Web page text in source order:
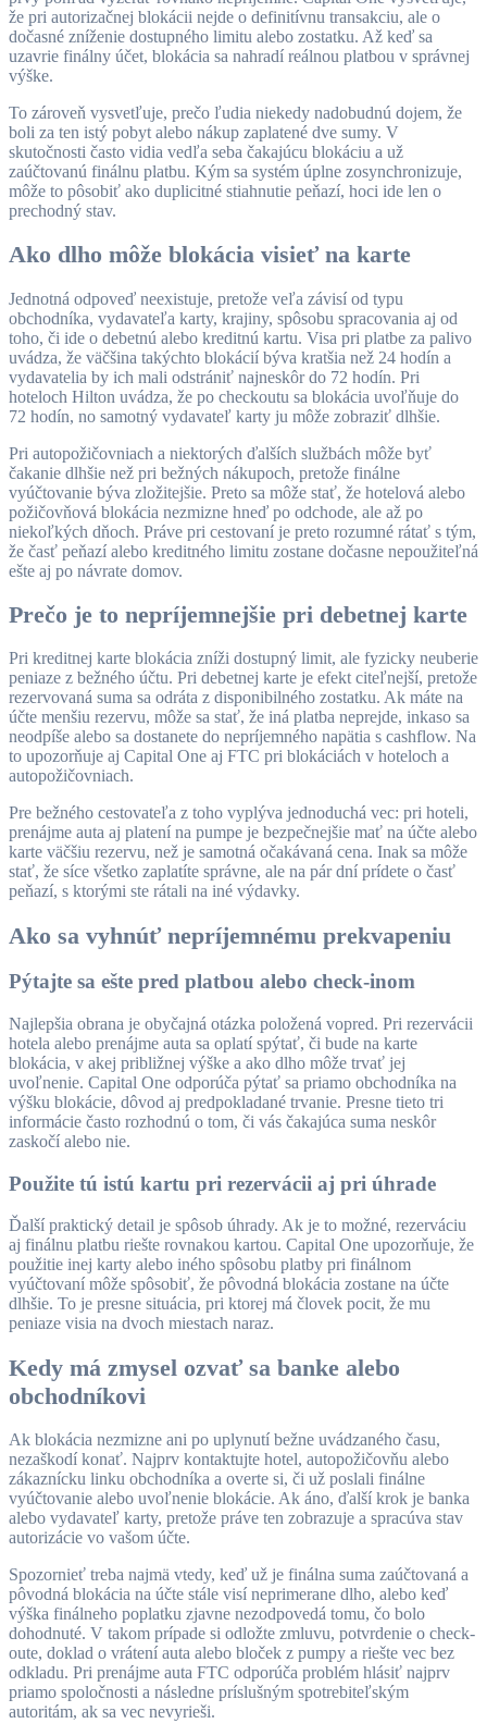
že pri autorizačnej blokácii nejde o definitívnu transakciu, ale o
dočasné zníženie dostupného limitu alebo zostatku. Až keď sa
uzavrie finálny účet, blokácia sa nahradí reálnou platbou v správnej
výške.
To zároveň vysvetľuje, prečo ľudia niekedy nadobudnú dojem, že
boli za ten istý pobyt alebo nákup zaplatené dve sumy. V
skutočnosti často vidia vedľa seba čakajúcu blokáciu a už
zaúčtovanú finálnu platbu. Kým sa systém úplne zosynchronizuje,
môže to pôsobiť ako duplicitné stiahnutie peňazí, hoci ide len o
prechodný stav.
Ako dlho môže blokácia visieť na karte
Jednotná odpoveď neexistuje, pretože veľa závisí od typu
obchodníka, vydavateľa karty, krajiny, spôsobu spracovania aj od
toho, či ide o debetnú alebo kreditnú kartu. Visa pri platbe za palivo
uvádza, že väčšina takýchto blokácií býva kratšia než 24 hodín a
vydavatelia by ich mali odstrániť najneskôr do 72 hodín. Pri
hoteloch Hilton uvádza, že po checkoutu sa blokácia uvoľňuje do
72 hodín, no samotný vydavateľ karty ju môže zobraziť dlhšie.
Pri autopožičovniach a niektorých ďalších službách môže byť
čakanie dlhšie než pri bežných nákupoch, pretože finálne
vyúčtovanie býva zložitejšie. Preto sa môže stať, že hotelová alebo
požičovňová blokácia nezmizne hneď po odchode, ale až po
niekoľkých dňoch. Práve pri cestovaní je preto rozumné rátať s tým,
že časť peňazí alebo kreditného limitu zostane dočasne nepoužiteľná
ešte aj po návrate domov.
Prečo je to nepríjemnejšie pri debetnej karte
Pri kreditnej karte blokácia zníži dostupný limit, ale fyzicky neuberie
peniaze z bežného účtu. Pri debetnej karte je efekt citeľnejší, pretože
rezervovaná suma sa odráta z disponibilného zostatku. Ak máte na
účte menšiu rezervu, môže sa stať, že iná platba neprejde, inkaso sa
neodpíše alebo sa dostanete do nepríjemného napätia s cashflow. Na
to upozorňuje aj Capital One aj FTC pri blokáciách v hoteloch a
autopožičovniach.
Pre bežného cestovateľa z toho vyplýva jednoduchá vec: pri hoteli,
prenájme auta aj platení na pumpe je bezpečnejšie mať na účte alebo
karte väčšiu rezervu, než je samotná očakávaná cena. Inak sa môže
stať, že síce všetko zaplatíte správne, ale na pár dní prídete o časť
peňazí, s ktorými ste rátali na iné výdavky.
Ako sa vyhnúť nepríjemnému prekvapeniu
Pýtajte sa ešte pred platbou alebo check-inom
Najlepšia obrana je obyčajná otázka položená vopred. Pri rezervácii
hotela alebo prenájme auta sa oplatí spýtať, či bude na karte
blokácia, v akej približnej výške a ako dlho môže trvať jej
uvoľnenie. Capital One odporúča pýtať sa priamo obchodníka na
výšku blokácie, dôvod aj predpokladané trvanie. Presne tieto tri
informácie často rozhodnú o tom, či vás čakajúca suma neskôr
zaskočí alebo nie.
Použite tú istú kartu pri rezervácii aj pri úhrade
Ďalší praktický detail je spôsob úhrady. Ak je to možné, rezerváciu
aj finálnu platbu riešte rovnakou kartou. Capital One upozorňuje, že
použitie inej karty alebo iného spôsobu platby pri finálnom
vyúčtovaní môže spôsobiť, že pôvodná blokácia zostane na účte
dlhšie. To je presne situácia, pri ktorej má človek pocit, že mu
peniaze visia na dvoch miestach naraz.
Kedy má zmysel ozvať sa banke alebo
obchodníkovi
Ak blokácia nezmizne ani po uplynutí bežne uvádzaného času,
nezaškodí konať. Najprv kontaktujte hotel, autopožičovňu alebo
zákaznícku linku obchodníka a overte si, či už poslali finálne
vyúčtovanie alebo uvoľnenie blokácie. Ak áno, ďalší krok je banka
alebo vydavateľ karty, pretože práve ten zobrazuje a spracúva stav
autorizácie vo vašom účte.
Spozornieť treba najmä vtedy, keď už je finálna suma zaúčtovaná a
pôvodná blokácia na účte stále visí neprimerane dlho, alebo keď
výška finálneho poplatku zjavne nezodpovedá tomu, čo bolo
dohodnuté. V takom prípade si odložte zmluvu, potvrdenie o check-
oute, doklad o vrátení auta alebo bloček z pumpy a riešte vec bez
odkladu. Pri prenájme auta FTC odporúča problém hlásiť najprv
priamo spoločnosti a následne príslušným spotrebiteľským
autoritám, ak sa vec nevyrieši.